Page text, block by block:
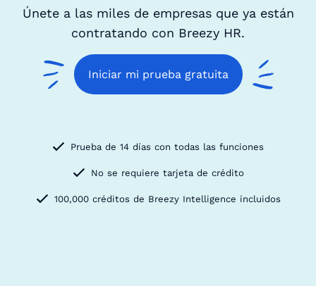
Únete a las miles de empresas que ya están
contratando con Breezy HR.
Iniciar mi prueba gratuita
Prueba de 14 días con todas las funciones
No se requiere tarjeta de crédito
100,000 créditos de Breezy Intelligence incluidos